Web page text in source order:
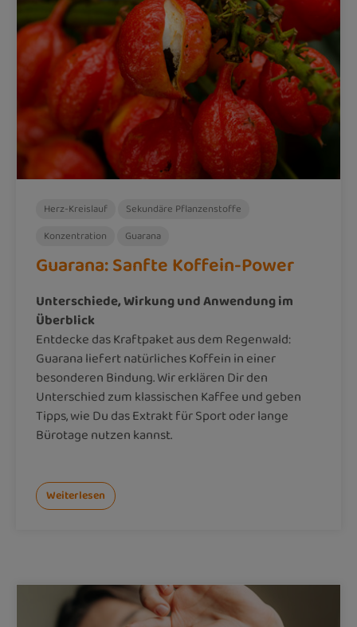
Herz-Kreislauf
Sekundäre Pflanzenstoffe
Konzentration
Guarana
Guarana: Sanfte Koffein-Power
Unterschiede, Wirkung und Anwendung im
Überblick
Entdecke das Kraftpaket aus dem Regenwald:
Guarana liefert natürliches Koffein in einer
besonderen Bindung. Wir erklären Dir den
Unterschied zum klassischen Kaffee und geben
Tipps, wie Du das Extrakt für Sport oder lange
Bürotage nutzen kannst.
Weiterlesen